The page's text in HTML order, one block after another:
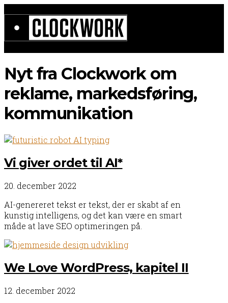
Nyt fra Clockwork om
reklame, markedsføring,
kommunikation
Vi giver ordet til AI*
20. december 2022
AI-genereret tekst er tekst, der er skabt af en
kunstig intelligens, og det kan være en smart
måde at lave SEO optimeringen på.
We Love WordPress, kapitel II
12. december 2022